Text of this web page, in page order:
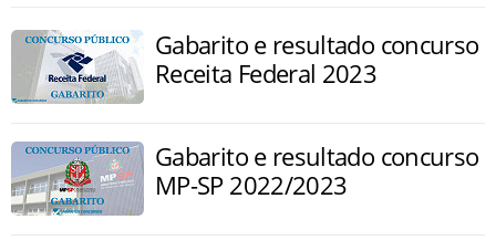
Gabarito e resultado concurso
Receita Federal 2023
Gabarito e resultado concurso
MP-SP 2022/2023